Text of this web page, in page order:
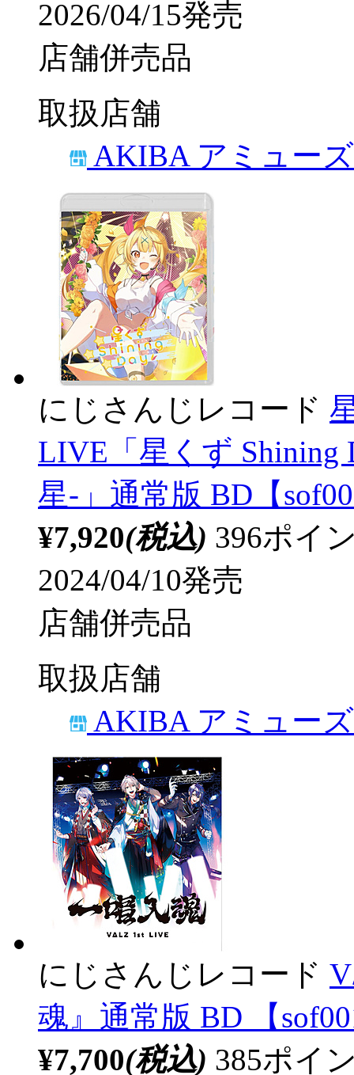
2026/04/15発売
店舗併売品
取扱店舗
AKIBA アミュー
にじさんじレコード
LIVE「星くず Shining
星-」通常版 BD【
¥7,920(税込) 396ポイ
2024/04/10発売
店舗併売品
取扱店舗
AKIBA アミュー
にじさんじレコード
魂』通常版 BD 【
¥7,700(税込) 385ポイ